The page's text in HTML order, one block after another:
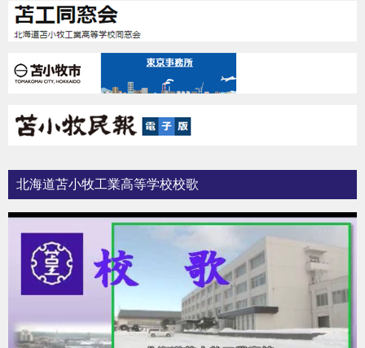
北海道苫小牧工業高等学校校歌